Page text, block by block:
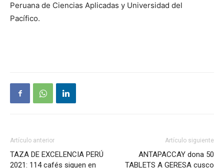
Peruana de Ciencias Aplicadas y Universidad del
Pacífico.
Artículo anterior
TAZA DE EXCELENCIA PERÚ
2021: 114 cafés siguen en
Artículo siguiente
ANTAPACCAY dona 50
TABLETS A GERESA cusco